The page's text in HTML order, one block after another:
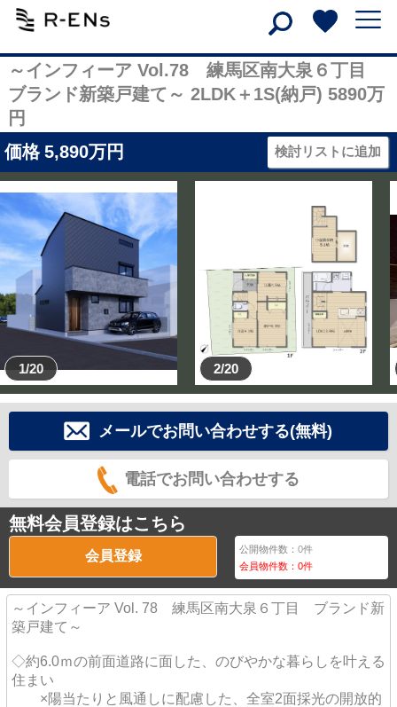
～インフィーア Vol.78 練馬区南大泉６丁目
ブランド新築戸建て～ 2LDK＋1S(納戸) 5890万
円
価格 5,890万円 検討リストに追加
1/20 2/20
メールでお問い合わせする(無料)
電話でお問い合わせする
無料会員登録はこちら
会員登録 公開物件数：0件
会員物件数：0件
～インフィーア Vol. 78 練馬区南大泉６丁目 ブランド新
築戸建て～
◇約6.0ｍの前面道路に面した、のびやかな暮らしを叶える
住まい
×陽当たりと風通しに配慮した、全室2面採光の開放的